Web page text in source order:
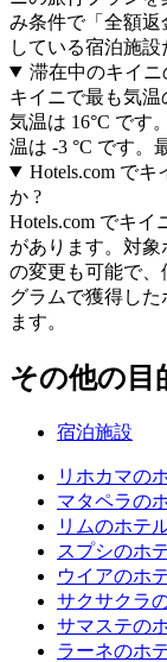
み条件で「全額
している宿泊施設
滞在中のキイニ
キイニで最も気
気温は 16°C です
温は -3 °C です。
Hotels.com で
か ?
Hotels.com でキ
があります。対
の変更も可能で、
グラムで獲得し
ます。
その他の目
宿泊施設
リホカマの
マタペラの
リムのホテ
スプシのホ
ウイアのホ
サクサクラ
サマステの
ラーネのホ